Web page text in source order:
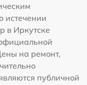
истечении
в Иркутске
на ремонт,
публичной